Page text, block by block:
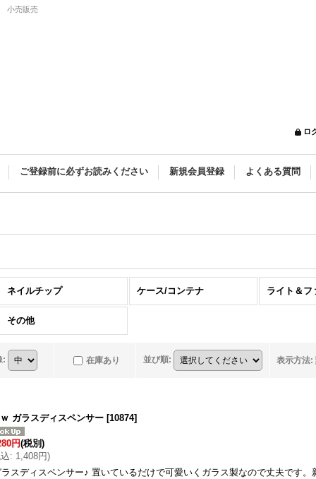
小売販売
ロ
ご登録前に必ずお読みください 新規会員登録 よくある質問
ネイルチップ ケース/コンテナ ライト＆フ
その他
: 在庫あり 並び順: 表示方法:
ガラスディスペンサー [10874]
円(税別)
: 1,408円)
ラスディスペンサー♪ 置いているだけで可愛いくガラス製なので丈夫です。